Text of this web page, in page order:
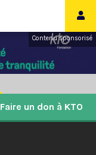
Contenu sponsorisé
Faire un don à KTO